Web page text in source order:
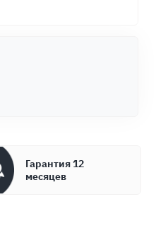
Гарантия 12
месяцев